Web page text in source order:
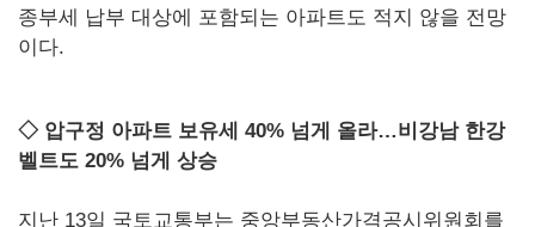
종부세 납부 대상에 포함되는 아파트도 적지 않을 전망
이다.
◇ 압구정 아파트 보유세 40% 넘게 올라…비강남 한강
벨트도 20% 넘게 상승
지난 13일 국토교통부는 중앙부동산가격공시위원회를